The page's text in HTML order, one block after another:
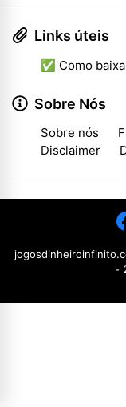
Links úteis
✅ Como
Sobre Nós
Sobre nós
Disclaimer
-